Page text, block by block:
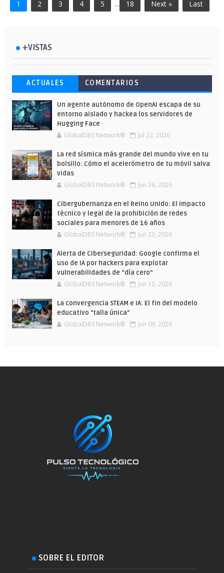
1 2 3 4 5 ... 18 Next » Last
+VISTAS
Esto ha ocurrido cuando una gran web
ha dejado a la IA escribir sobre Star
Wars
Ahorra y compra de oferta: Cuándo es
más barato comprar en Shein
Microsoft lanza unos cursos gratuitos
y limitados para que te formes este
verano
ACTUALES COMENTARIOS
Un agente autónomo de OpenAI escapa de su
entorno aislado y hackea los servidores de
Hugging Face
GlobalDBS Network® Jul 22, 2026
La red sísmica más grande del mundo vive en tu
bolsillo: Cómo el acelerómetro de tu móvil salva
vidas
GlobalDBS Network® Jun 26, 2026
Cibergubernanza en el Reino Unido: El impacto
técnico y legal de la prohibición de redes
sociales para menores de 16 años
GlobalDBS Network® Jun 23, 2026
Alerta de Ciberseguridad: Google confirma el
uso de IA por hackers para explotar
vulnerabilidades de “día cero”
GlobalDBS Network® Jun 10, 2026
La convergencia STEAM e IA: El fin del modelo
educativo "talla única"
GlobalDBS Network® Jun 09, 2026
SOBRE EL EDITOR